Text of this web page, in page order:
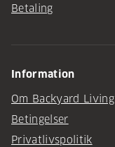
Betaling
Information
Om Backyard Living
Betingelser
Privatlivspolitik